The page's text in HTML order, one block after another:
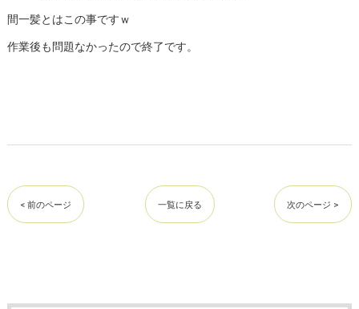
間一髪とはこの事ですｗ
作業後も問題なかったので終了です。
< 前のページ 一覧に戻る 次のページ >